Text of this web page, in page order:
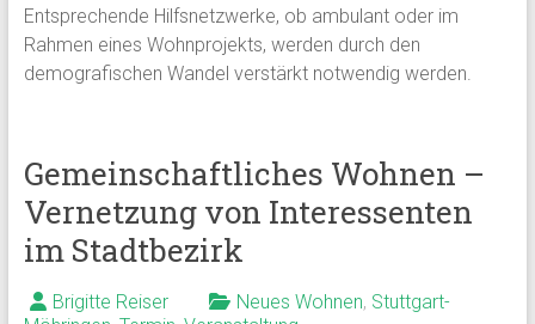
Entsprechende Hilfsnetzwerke, ob ambulant oder im
Rahmen eines Wohnprojekts, werden durch den
demografischen Wandel verstärkt notwendig werden.
Gemeinschaftliches Wohnen –
Vernetzung von Interessenten
im Stadtbezirk
Brigitte Reiser Neues Wohnen, Stuttgart-